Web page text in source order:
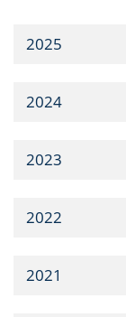
2025
2024
2023
2022
2021